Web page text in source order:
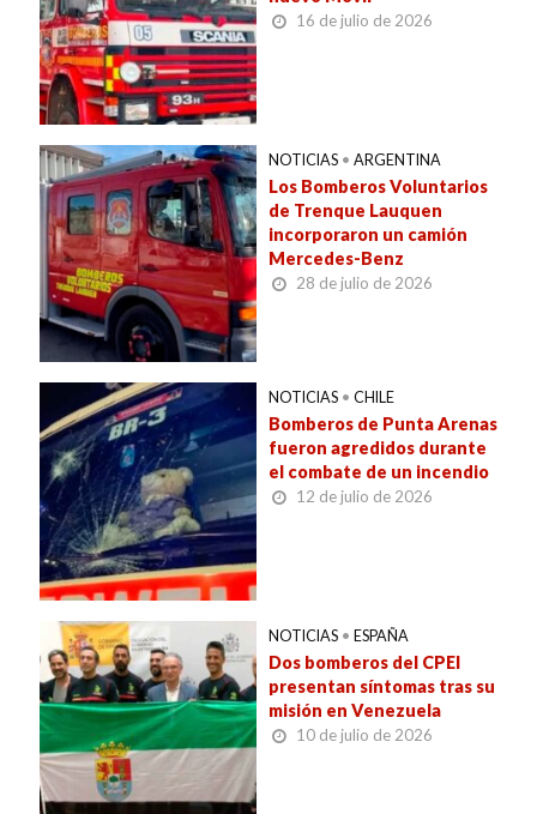
16 de julio de 2026
NOTICIAS • ARGENTINA
Los Bomberos Voluntarios
de Trenque Lauquen
incorporaron un camión
Mercedes-Benz
28 de julio de 2026
NOTICIAS • CHILE
Bomberos de Punta Arenas
fueron agredidos durante
el combate de un incendio
12 de julio de 2026
NOTICIAS • ESPAÑA
Dos bomberos del CPEI
presentan síntomas tras su
misión en Venezuela
10 de julio de 2026